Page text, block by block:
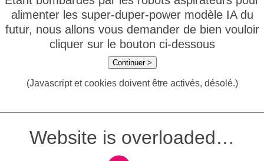
alimenter les super-duper-power modèle IA du
futur, nous allons vous demander de bien vouloir
cliquer sur le bouton ci-dessous
Continuer >
(Javascript et cookies doivent être activés, désolé.)
Website is overloaded…